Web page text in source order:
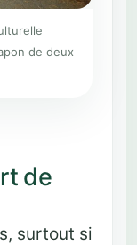
de deux
de
surtout si